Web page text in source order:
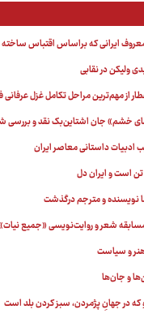
ایرانی که براساس اقتباس
ولیکن در نقابی
از مهم‌ترین مراحل تکامل غزل
خشم» جان اشتاین‌بک نقد و بررسی
ادبیات داستانی معاصر ایران
است و ایران دل
نویسنده و مترجم درگذشت
شعر و روایت‌نویسی «جمیع
و سیاست
و جان‌ها
که در جهانِ پژمردن، سبز کردن بلد است